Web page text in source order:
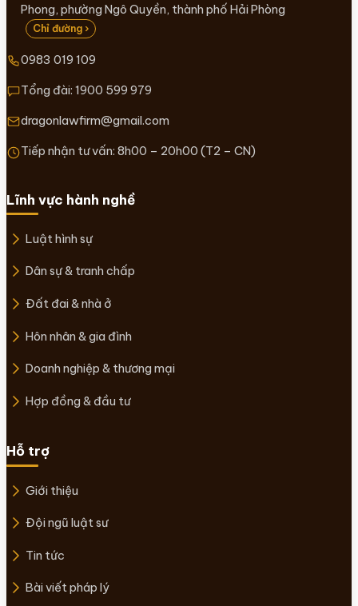
Phong, phường Ngô Quyền, thành phố Hải Phòng
Chỉ đường ›
0983 019 109
Tổng đài: 1900 599 979
dragonlawfirm@gmail.com
Tiếp nhận tư vấn: 8h00 – 20h00 (T2 – CN)
Lĩnh vực hành nghề
Luật hình sự
Dân sự & tranh chấp
Đất đai & nhà ở
Hôn nhân & gia đình
Doanh nghiệp & thương mại
Hợp đồng & đầu tư
Hỗ trợ
Giới thiệu
Đội ngũ luật sư
Tin tức
Bài viết pháp lý